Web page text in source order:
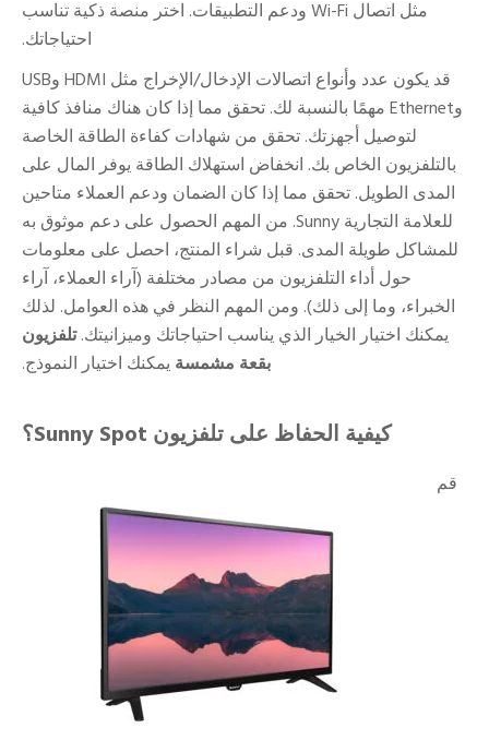
مثل اتصال Wi-Fi ودعم التطبيقات. اختر منصة ذكية تناسب
احتياجاتك.
قد يكون عدد وأنواع اتصالات الإدخال/الإخراج مثل HDMI وUSB
وEthernet مهمًا بالنسبة لك. تحقق مما إذا كان هناك منافذ كافية
لتوصيل أجهزتك. تحقق من شهادات كفاءة الطاقة الخاصة
بالتلفزيون الخاص بك. انخفاض استهلاك الطاقة يوفر المال على
المدى الطويل. تحقق مما إذا كان الضمان ودعم العملاء متاحين
للعلامة التجارية Sunny. من المهم الحصول على دعم موثوق به
للمشاكل طويلة المدى. قبل شراء المنتج، احصل على معلومات
حول أداء التلفزيون من مصادر مختلفة (آراء العملاء، آراء
الخبراء، وما إلى ذلك). ومن المهم النظر في هذه العوامل. لذلك
يمكنك اختيار الخيار الذي يناسب احتياجاتك وميزانيتك.تلفزيون
بقعة مشمسةيمكنك اختيار النموذج.
كيفية الحفاظ على تلفزيون Sunny Spot؟
قم